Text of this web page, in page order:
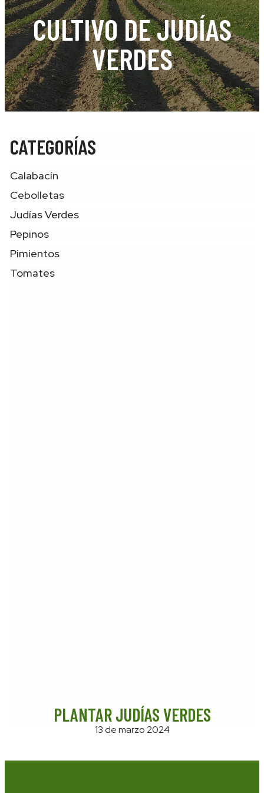
CULTIVO DE JUDÍAS
VERDES
PLANTAR JUDÍAS VERDES
13 de marzo 2024
CATEGORÍAS
Calabacín
Cebolletas
Judías Verdes
Pepinos
Pimientos
Tomates